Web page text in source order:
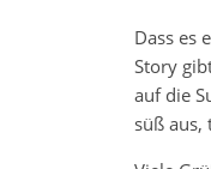
Dass es
Story
auf die
süß aus,